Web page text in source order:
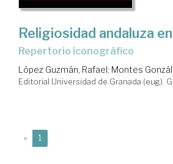
Religiosidad andaluza
repertorio iconográfico
López Guzmán, Rafael; Montes
Editorial Universidad de Granada (eug).
« 1